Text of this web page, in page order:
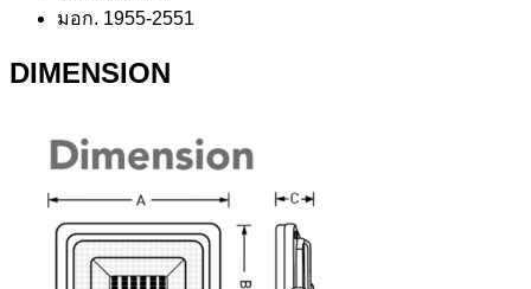
มอก. 1955-2551
DIMENSION